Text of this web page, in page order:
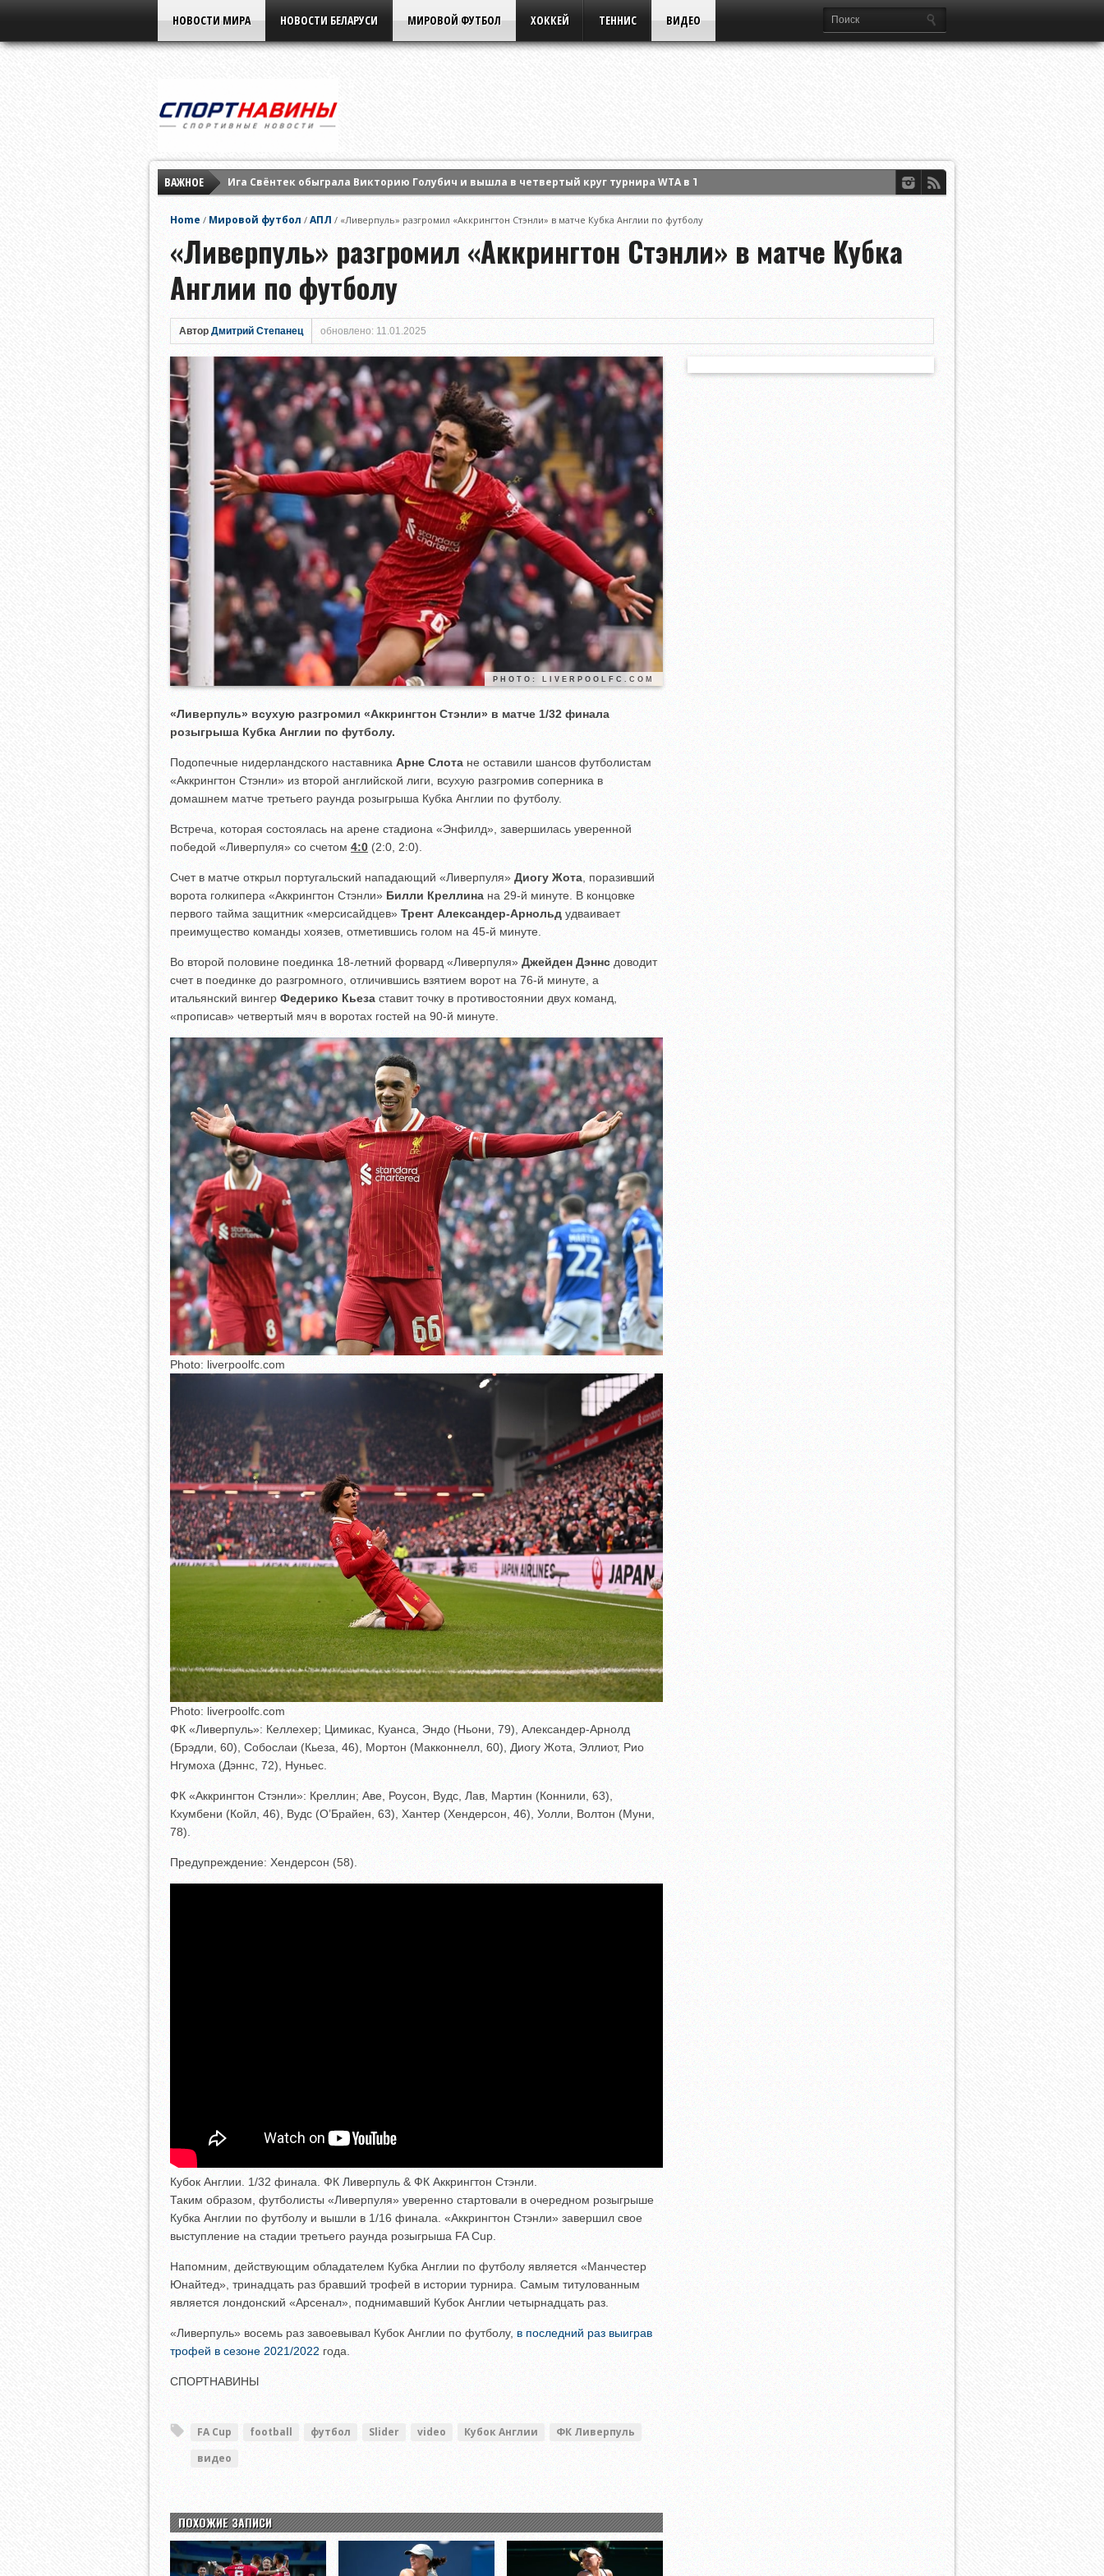
НОВОСТИ МИРА НОВОСТИ БЕЛАРУСИ МИРОВОЙ ФУТБОЛ ХОККЕЙ ТЕННИС ВИДЕО
ВАЖНОЕ
Ига Свёнтек обыграла Викторию Голубич и вышла в четвертый круг турнира WTA в Торонто
Home / Мировой футбол / АПЛ / «Ливерпуль» разгромил «Аккрингтон Стэнли» в матче Кубка Англии по футболу
«Ливерпуль» разгромил «Аккрингтон Стэнли» в матче Кубка
Англии по футболу
Автор Дмитрий Степанец обновлено: 11.01.2025
PHOTO: LIVERPOOLFC.COM
«Ливерпуль» всухую разгромил «Аккрингтон Стэнли» в матче 1/32 финала
розыгрыша Кубка Англии по футболу.
Подопечные нидерландского наставника Арне Слота не оставили шансов футболистам
«Аккрингтон Стэнли» из второй английской лиги, всухую разгромив соперника в
домашнем матче третьего раунда розыгрыша Кубка Англии по футболу.
Встреча, которая состоялась на арене стадиона «Энфилд», завершилась уверенной
победой «Ливерпуля» со счетом 4:0 (2:0, 2:0).
Счет в матче открыл португальский нападающий «Ливерпуля» Диогу Жота , поразивший
ворота голкипера «Аккрингтон Стэнли» Билли Креллина на 29-й минуте. В концовке
первого тайма защитник «мерсисайдцев» Трент Александер-Арнольд удваивает
преимущество команды хоязев, отметившись голом на 45-й минуте.
Во второй половине поединка 18-летний форвард «Ливерпуля» Джейден Дэннс доводит
счет в поединке до разгромного, отличившись взятием ворот на 76-й минуте, а
итальянский вингер Федерико Кьеза ставит точку в противостоянии двух команд,
«прописав» четвертый мяч в воротах гостей на 90-й минуте.
Photo: liverpoolfc.com
Photo: liverpoolfc.com
ФК «Ливерпуль»: Келлехер; Цимикас, Куанса, Эндо (Ньони, 79), Александер-Арнолд
(Брэдли, 60), Собослаи (Кьеза, 46), Мортон (Макконнелл, 60), Диогу Жота, Эллиот, Рио
Нгумоха (Дэннс, 72), Нуньес.
ФК «Аккрингтон Стэнли»: Креллин; Аве, Роусон, Вудс, Лав, Мартин (Коннили, 63),
Кхумбени (Койл, 46), Вудс (О’Брайен, 63), Хантер (Хендерсон, 46), Уолли, Волтон (Муни,
78).
Предупреждение: Хендерсон (58).
Кубок Англии. 1/32 финала. ФК Ливерпуль & ФК Аккрингтон Стэнли.
Таким образом, футболисты «Ливерпуля» уверенно стартовали в очередном розыгрыше
Кубка Англии по футболу и вышли в 1/16 финала. «Аккрингтон Стэнли» завершил свое
выступление на стадии третьего раунда розыгрыша FA Cup.
Напомним, действующим обладателем Кубка Англии по футболу является «Манчестер
Юнайтед», тринадцать раз бравший трофей в истории турнира. Самым титулованным
является лондонский «Арсенал», поднимавший Кубок Англии четырнадцать раз.
«Ливерпуль» восемь раз завоевывал Кубок Англии по футболу, в последний раз выиграв
трофей в сезоне 2021/2022 года.
СПОРТНАВИНЫ
FA Cup football футбол Slider video Кубок Англии
ФК Ливерпуль
видео
ПОХОЖИЕ ЗАПИСИ